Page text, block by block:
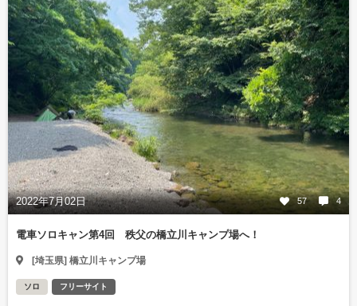
2022年7月02日 57 4
電車ソロキャン第4回 秩父の橋立川キャンプ場へ！
[埼玉県] 橋立川キャンプ場
ソロ フリーサイト